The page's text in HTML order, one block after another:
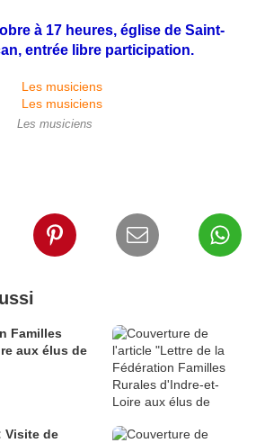
à 17 heures, église de Saint-
entrée libre participation.
Les musiciens
Familles
aux élus de
Visite de